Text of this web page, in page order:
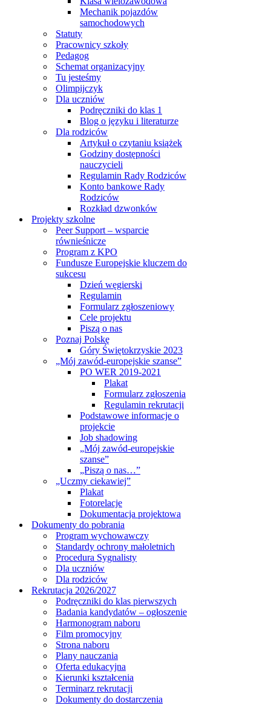
Mechanik pojazdów
samochodowych
Statuty
Pracownicy szkoły
Pedagog
Schemat organizacyjny
Tu jesteśmy
Olimpijczyk
Dla uczniów
Podręczniki do klas 1
Blog o języku i literaturze
Dla rodziców
Artykuł o czytaniu książek
Godziny dostępności
nauczycieli
Regulamin Rady Rodziców
Konto bankowe Rady
Rodziców
Rozkład dzwonków
Projekty szkolne
Peer Support – wsparcie
równieśnicze
Program z KPO
Fundusze Europejskie kluczem do
sukcesu
Dzień węgierski
Regulamin
Formularz zgłoszeniowy
Cele projektu
Piszą o nas
Poznaj Polskę
Góry Świętokrzyskie 2023
„Mój zawód-europejskie szanse”
PO WER 2019-2021
Plakat
Formularz zgłoszenia
Regulamin rekrutacji
Podstawowe informacje o
projekcie
Job shadowing
„Mój zawód-europejskie
szanse”
„Piszą o nas…”
„Uczmy ciekawiej”
Plakat
Fotorelacje
Dokumentacja projektowa
Dokumenty do pobrania
Program wychowawczy
Standardy ochrony małoletnich
Procedura Sygnalisty
Dla uczniów
Dla rodziców
Rekrutacja 2026/2027
Podręczniki do klas pierwszych
Badania kandydatów – ogłoszenie
Harmonogram naboru
Film promocyjny
Strona naboru
Plany nauczania
Oferta edukacyjna
Kierunki kształcenia
Terminarz rekrutacji
Dokumenty do dostarczenia